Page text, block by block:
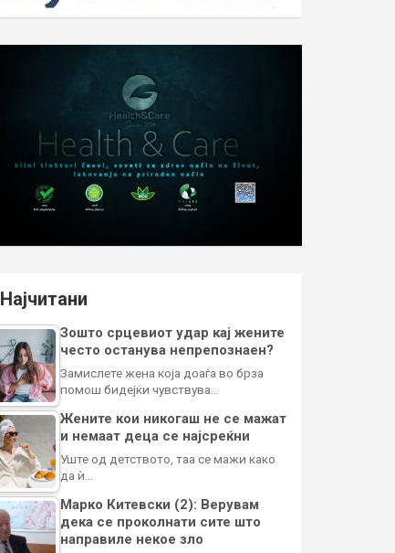
Најчитани
Зошто срцевиот удар кај жените
често останува непрепознаен?
Замислете жена која доаѓа во брза
помош бидејќи чувствува…
Жените кои никогаш не се мажат
и немаат деца се најсреќни
Уште од детството, таа се мажи како
да ѝ…
Марко Китевски (2): Верувам
дека се проколнати сите што
направиле некое зло